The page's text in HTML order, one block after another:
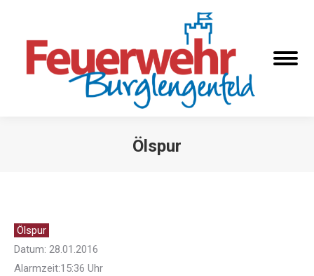
Ölspur
Ölspur
Datum: 28.01.2016
Alarmzeit:15:36 Uhr